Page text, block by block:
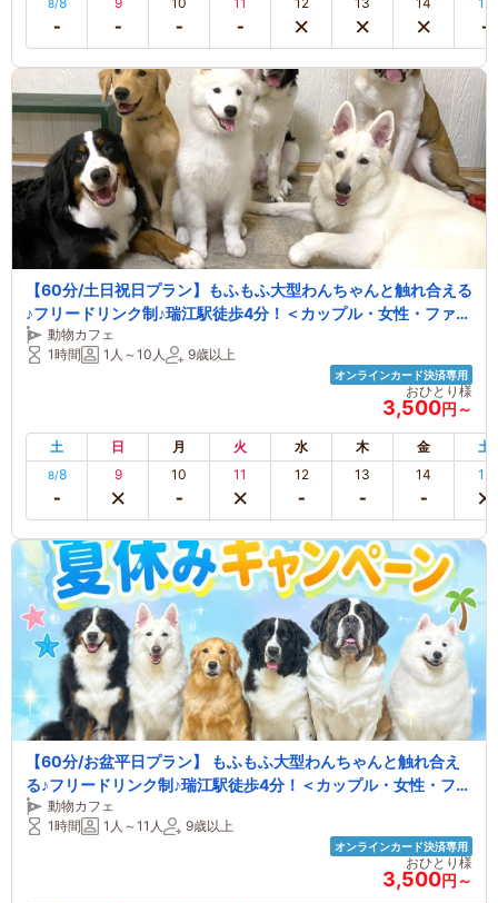
8/
【60分/土日祝日プラン】もふもふ大型わんちゃんと触れ合える
♪フリードリンク制♪瑞江駅徒歩4分！＜カップル・女性・ファミ
リーオススメ＞
動物カフェ
1時間
1人～10人 9歳以上
オンラインカード決済専用
おひとり様
3,500円～
土 日 月 火 水 木 金 土
8/8 9 10 11 12 13 14 15
【60分/お盆平日プラン】 もふもふ大型わんちゃんと触れ合え
る♪フリードリンク制♪瑞江駅徒歩4分！＜カップル・女性・ファ
ミリーおすすめ＞
動物カフェ
1時間
1人～11人 9歳以上
オンラインカード決済専用
おひとり様
3,500円～